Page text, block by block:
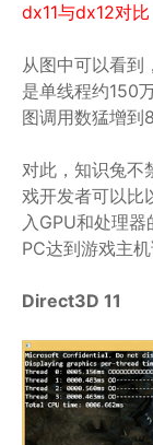
dx11与dx12对比
从图中可以看到
是单线程约150
图调用数猛增到
对此，知识兔不
戏开发者可以比
入GPU和处理
PC达到游戏主机
Direct3D 11